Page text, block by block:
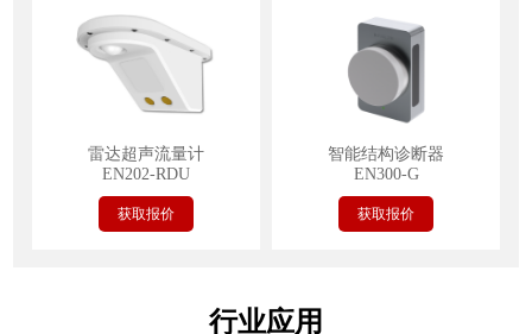
雷达超声流量计
EN202-RDU
获取报价
智能结构诊断器
EN300-G
获取报价
行业应用